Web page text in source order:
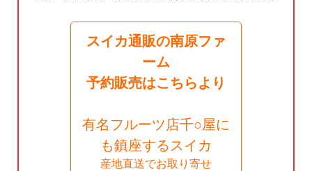
スイカ通販の南原ファ
ーム
予約販売はこちらより
有名フルーツ店千○屋に
も鎮座するスイカ
産地直送でお取り寄せ